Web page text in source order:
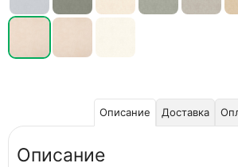
Описание Доставка
Описание